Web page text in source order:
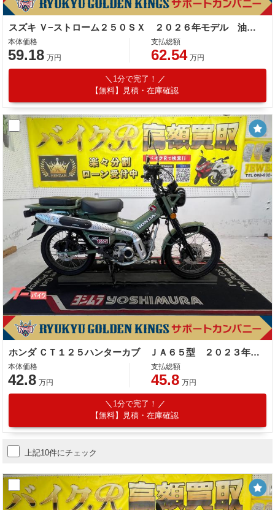
スズキ Ｖ−ストローム２５０ＳＸ ２０２６年モデル 油冷単気筒エンジン
本体価格
59.18 万円
支払総額
62.54 万円
1分で完了！
【無料】見積・在庫確認
ホンダ ＣＴ１２５ハンターカブ ＪＡ６５型 ２０２３年モデル タンデムシート センタースタンド サイドスタンド スペアキー
本体価格
42.8 万円
支払総額
45.8 万円
1分で完了！
【無料】見積・在庫確認
上記10件にチェック